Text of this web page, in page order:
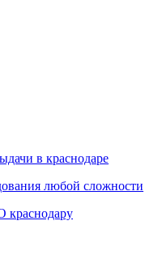
в краснодаре
любой сложности
краснодару